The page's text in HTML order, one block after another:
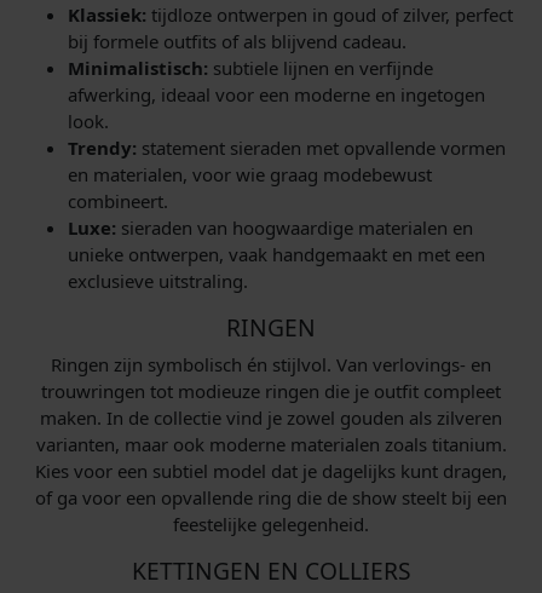
Klassiek: tijdloze ontwerpen in goud of zilver, perfect
bij formele outfits of als blijvend cadeau.
Minimalistisch: subtiele lijnen en verfijnde
afwerking, ideaal voor een moderne en ingetogen
look.
Trendy: statement sieraden met opvallende vormen
en materialen, voor wie graag modebewust
combineert.
Luxe: sieraden van hoogwaardige materialen en
unieke ontwerpen, vaak handgemaakt en met een
exclusieve uitstraling.
RINGEN
Ringen zijn symbolisch én stijlvol. Van verlovings- en
trouwringen tot modieuze ringen die je outfit compleet
maken. In de collectie vind je zowel gouden als zilveren
varianten, maar ook moderne materialen zoals titanium.
Kies voor een subtiel model dat je dagelijks kunt dragen,
of ga voor een opvallende ring die de show steelt bij een
feestelijke gelegenheid.
KETTINGEN EN COLLIERS